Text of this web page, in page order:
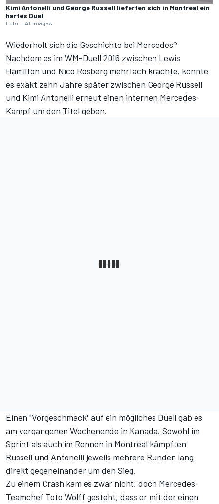
Kimi Antonelli und George Russell lieferten sich in Montreal ein
hartes Duell
Foto: LAT Images
Wiederholt sich die Geschichte bei Mercedes?
Nachdem es im WM-Duell 2016 zwischen Lewis
Hamilton und Nico Rosberg mehrfach krachte, könnte
es exakt zehn Jahre später zwischen George Russell
und Kimi Antonelli erneut einen internen Mercedes-
Kampf um den Titel geben.
Einen "Vorgeschmack" auf ein mögliches Duell gab es
am vergangenen Wochenende in Kanada. Sowohl im
Sprint als auch im Rennen in Montreal kämpften
Russell und Antonelli jeweils mehrere Runden lang
direkt gegeneinander um den Sieg.
Zu einem Crash kam es zwar nicht, doch Mercedes-
Teamchef Toto Wolff gesteht, dass er mit der einen